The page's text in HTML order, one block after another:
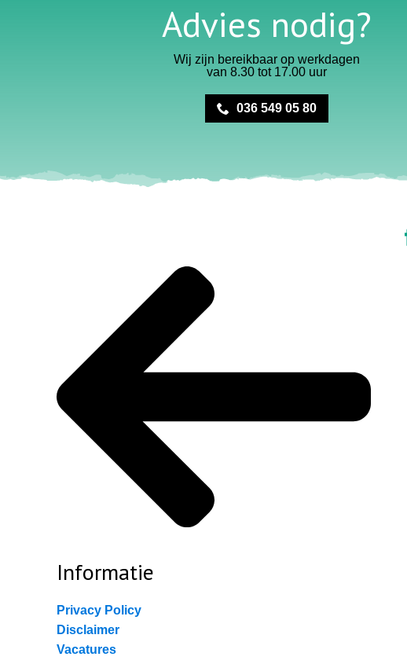
Advies nodig?
Wij zijn bereikbaar op werkdagen
van 8.30 tot 17.00 uur
036 549 05 80
Informatie
Privacy Policy
Disclaimer
Vacatures